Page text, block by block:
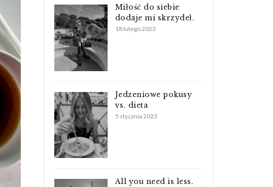
Miłość do siebie
dodaje mi skrzydeł.
18 lutego 2023
Jedzeniowe pokusy
vs. dieta
5 stycznia 2023
All you need is less.